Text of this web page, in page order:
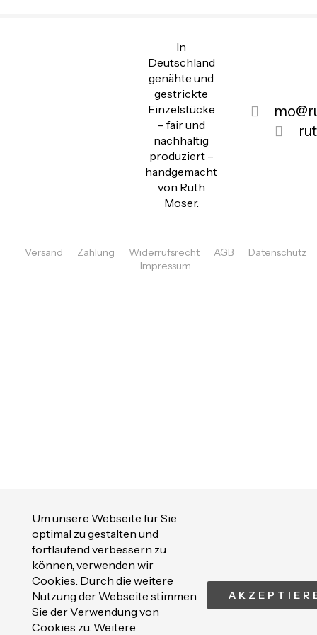
Um unsere Webseite für Sie
optimal zu gestalten und
fortlaufend verbessern zu
können, verwenden wir
Cookies. Durch die weitere
Nutzung der Webseite stimmen
Sie der Verwendung von
Cookies zu. Weitere
In
Deutschland
genähte und
gestrickte
Einzelstücke
– fair und
nachhaltig
produziert –
handgemacht
von Ruth
Moser.
Versand Zahlung Widerrufsrecht AGB
Datenschutz
Impressum